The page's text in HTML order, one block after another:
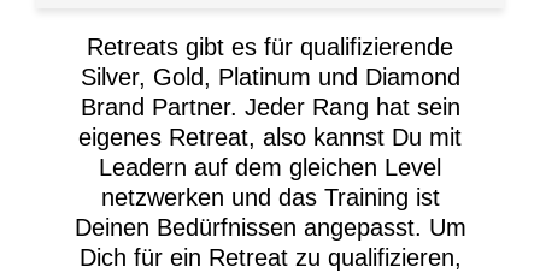
Retreats gibt es für qualifizierende
Silver, Gold, Platinum und Diamond
Brand Partner. Jeder Rang hat sein
eigenes Retreat, also kannst Du mit
Leadern auf dem gleichen Level
netzwerken und das Training ist
Deinen Bedürfnissen angepasst. Um
Dich für ein Retreat zu qualifizieren,